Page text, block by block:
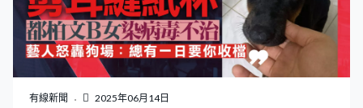
excel 柔滑亮彩眼影筆 Gleam On Fit Shadow $109 日本
LAURA MERCIER 鑽光幻魅眼影筆 Caviar Stick Eye Color
$305 美國 GIORGIO ARMANI 薄紗眼影液 eye tint
shimmer longwear luminous liquid eyeshadow $330 法國
sisley 植物采護眼影液 Ombre Éclat Li
有線新聞 2025年06月14日